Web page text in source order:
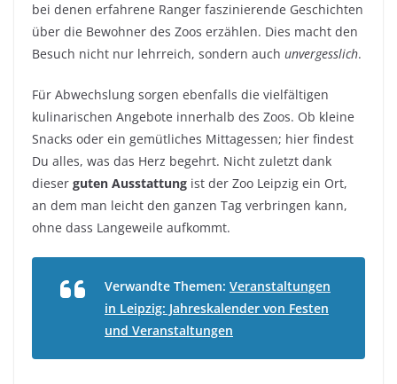
bei denen erfahrene Ranger faszinierende Geschichten
über die Bewohner des Zoos erzählen. Dies macht den
Besuch nicht nur lehrreich, sondern auch unvergesslich.
Für Abwechslung sorgen ebenfalls die vielfältigen
kulinarischen Angebote innerhalb des Zoos. Ob kleine
Snacks oder ein gemütliches Mittagessen; hier findest
Du alles, was das Herz begehrt. Nicht zuletzt dank
dieser guten Ausstattung ist der Zoo Leipzig ein Ort,
an dem man leicht den ganzen Tag verbringen kann,
ohne dass Langeweile aufkommt.
Verwandte Themen: Veranstaltungen
in Leipzig: Jahreskalender von Festen
und Veranstaltungen